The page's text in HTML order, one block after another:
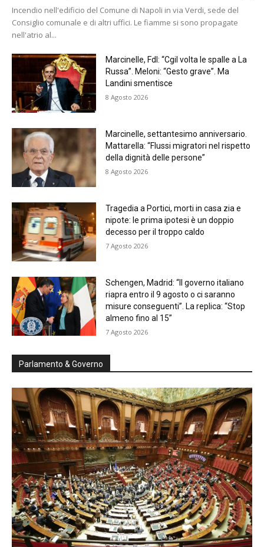
Incendio nell'edificio del Comune di Napoli in via Verdi, sede del
Consiglio comunale e di altri uffici. Le fiamme si sono propagate
nell'atrio al...
Marcinelle, FdI: “Cgil volta le spalle a La
Russa”. Meloni: “Gesto grave”. Ma
Landini smentisce
8 Agosto 2026
Marcinelle, settantesimo anniversario.
Mattarella: “Flussi migratori nel rispetto
della dignità delle persone”
8 Agosto 2026
Tragedia a Portici, morti in casa zia e
nipote: le prima ipotesi è un doppio
decesso per il troppo caldo
7 Agosto 2026
Schengen, Madrid: “Il governo italiano
riapra entro il 9 agosto o ci saranno
misure conseguenti”. La replica: “Stop
almeno fino al 15”
7 Agosto 2026
Parlamento & Governo